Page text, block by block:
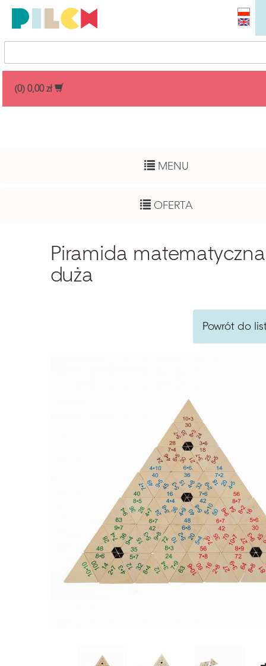
(0) 0,00 zł
MENU
OFERTA
Piramida matematyczna
duża
Powrót do